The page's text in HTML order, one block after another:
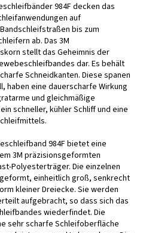
984F decken das
auf
bis zum
ab. Das 3M
stellt das Geheimnis der
dar. Es behält
Schneidkanten. Diese spanen
haben eine dauerscharfe Wirkung
und gleichmäßige
schneller, kühler Schliff und eine
984F bietet eine
3M präzisionsgeformten
Polyesterträger. Die einzelnen
einheitlich groß, senkrecht
kleiner Dreiecke. Sie werden
aufgebracht, so dass sich das
wiederfindet. Die
sehr scharfe Schleifoberfläche